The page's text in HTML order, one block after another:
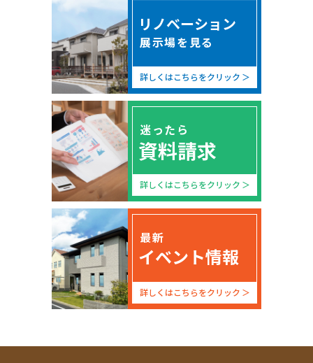
リノベーション
展示場を見る
詳しくはこちらをクリック
迷ったら
資料請求
詳しくはこちらをクリック
最新
イベント情報
詳しくはこちらをクリック